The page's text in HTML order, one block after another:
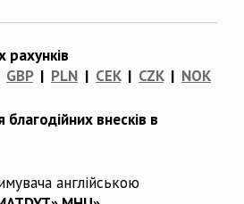
рахунків
GBP| PLN | CEK| CZK| NOK
внесків в
англійською